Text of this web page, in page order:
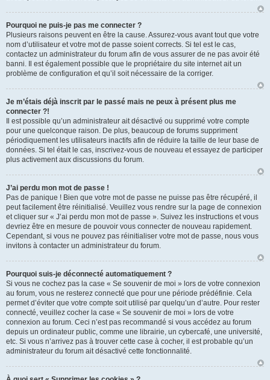
Pourquoi ne puis-je pas me connecter ?
Plusieurs raisons peuvent en être la cause. Assurez-vous avant tout que votre
nom d’utilisateur et votre mot de passe soient corrects. Si tel est le cas,
contactez un administrateur du forum afin de vous assurer de ne pas avoir été
banni. Il est également possible que le propriétaire du site internet ait un
problème de configuration et qu’il soit nécessaire de la corriger.
Je m’étais déjà inscrit par le passé mais ne peux à présent plus me
connecter ?!
Il est possible qu’un administrateur ait désactivé ou supprimé votre compte
pour une quelconque raison. De plus, beaucoup de forums suppriment
périodiquement les utilisateurs inactifs afin de réduire la taille de leur base de
données. Si tel était le cas, inscrivez-vous de nouveau et essayez de participer
plus activement aux discussions du forum.
J’ai perdu mon mot de passe !
Pas de panique ! Bien que votre mot de passe ne puisse pas être récupéré, il
peut facilement être réinitialisé. Veuillez vous rendre sur la page de connexion
et cliquer sur « J’ai perdu mon mot de passe ». Suivez les instructions et vous
devriez être en mesure de pouvoir vous connecter de nouveau rapidement.
Cependant, si vous ne pouvez pas réinitialiser votre mot de passe, nous vous
invitons à contacter un administrateur du forum.
Pourquoi suis-je déconnecté automatiquement ?
Si vous ne cochez pas la case « Se souvenir de moi » lors de votre connexion
au forum, vous ne resterez connecté que pour une période prédéfinie. Cela
permet d’éviter que votre compte soit utilisé par quelqu’un d’autre. Pour rester
connecté, veuillez cocher la case « Se souvenir de moi » lors de votre
connexion au forum. Ceci n’est pas recommandé si vous accédez au forum
depuis un ordinateur public, comme une librairie, un cybercafé, une université,
etc. Si vous n’arrivez pas à trouver cette case à cocher, il est probable qu’un
administrateur du forum ait désactivé cette fonctionnalité.